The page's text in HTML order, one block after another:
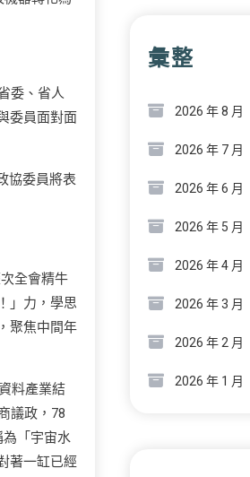
委、省人
委員面對面
協委員將表
全會精牛
」力，學思
聚焦中間年
料產業結
議政，78
為「宇宙水
著一缸已經
彙整
2026 年 8 月
2026 年 7 月
2026 年 6 月
2026 年 5 月
2026 年 4 月
2026 年 3 月
2026 年 2 月
2026 年 1 月